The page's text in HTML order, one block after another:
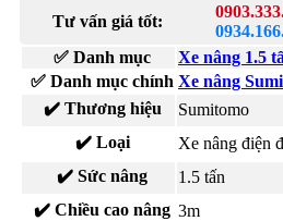
Tư vấn giá tốt:
✅ Danh mục
Xe nâng 1.5
✅ Danh mục chính Xe nâng
✔️ Thương hiệu
Sumitomo
✔️ Loại
Xe nâng điện
✔️ Sức nâng
1.5 tấn
✔️ Chiều cao nâng 3m